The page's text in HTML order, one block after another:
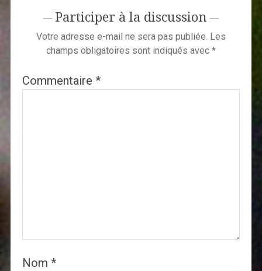
Participer à la discussion
Votre adresse e-mail ne sera pas publiée. Les
champs obligatoires sont indiqués avec *
Commentaire *
Nom *